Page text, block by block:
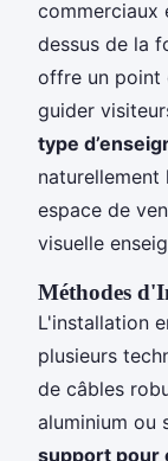
commerciaux
dessus de la
offre un point
guider
type
naturellement
espace de
visuelle
Méthodes
L'installation
plusieurs
de câbles
aluminium ou
support pour